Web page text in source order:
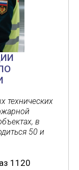
технических
в
50 и
1120